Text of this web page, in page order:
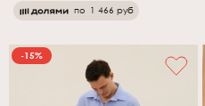
по 1 466 руб
-15%